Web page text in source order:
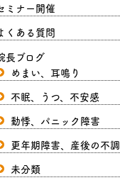
ミナー開催
くある質問
長ブログ
めまい、耳鳴り
不眠、うつ、不安感
動悸、パニック障害
更年期障害、産後の不調
未分類